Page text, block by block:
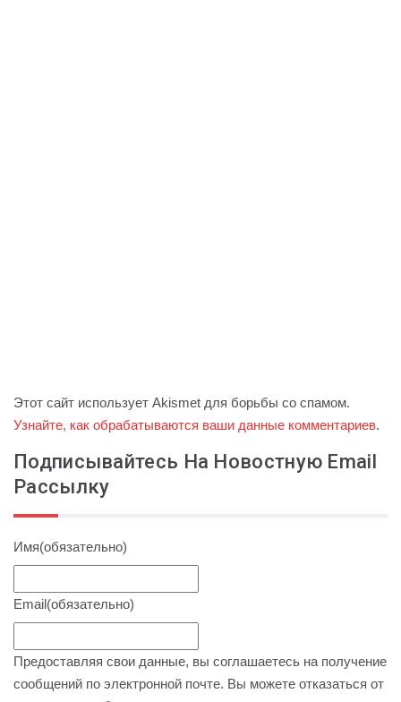
Этот сайт использует Akismet для борьбы со спамом.
Узнайте, как обрабатываются ваши данные комментариев.
Подписывайтесь На Новостную Email
Рассылку
Имя(обязательно)
Email(обязательно)
Предоставляя свои данные, вы соглашаетесь на получение
сообщений по электронной почте. Вы можете отказаться от